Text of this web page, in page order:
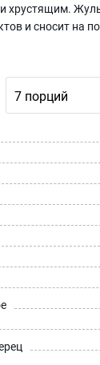
хрустящим.
и сносит на